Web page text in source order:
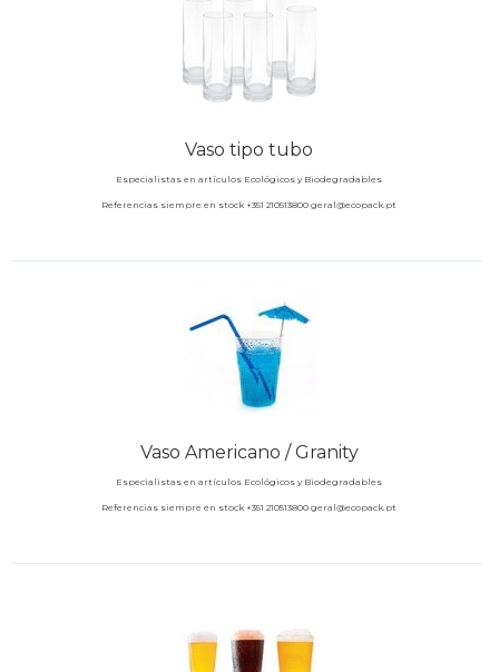
Vaso tipo tubo
Especialistas en artículos Ecológicos y Biodegradables
Referencias siempre en stock +351 210513800 geral@ecopack.pt
Vaso Americano / Granity
Especialistas en artículos Ecológicos y Biodegradables
Referencias siempre en stock +351 210513800 geral@ecopack.pt